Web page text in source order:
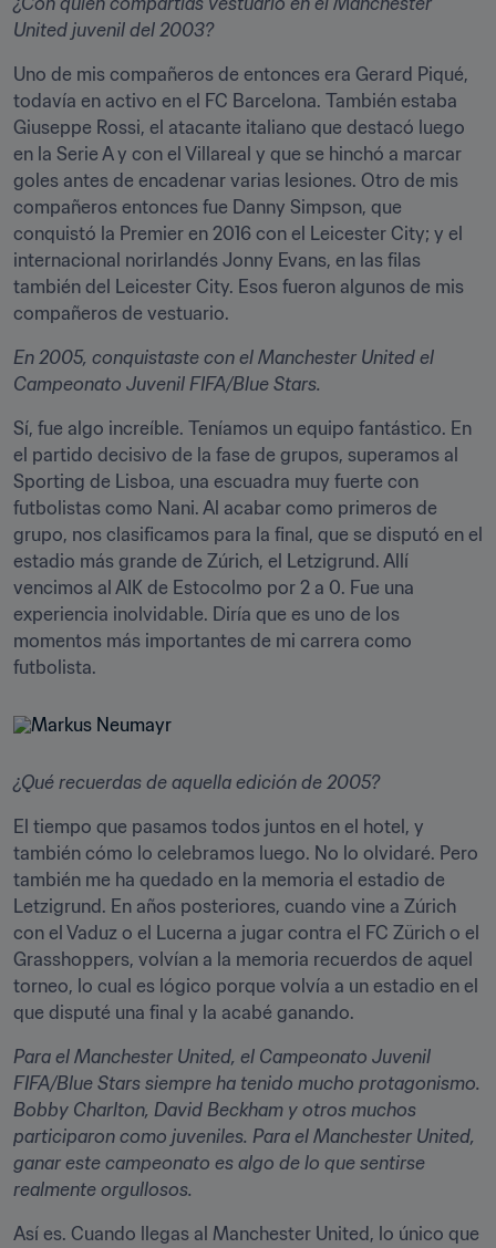
United juvenil del 2003?
Uno de mis compañeros de entonces era Gerard Piqué,
todavía en activo en el FC Barcelona. También estaba
Giuseppe Rossi, el atacante italiano que destacó luego
en la Serie A y con el Villareal y que se hinchó a marcar
goles antes de encadenar varias lesiones. Otro de mis
compañeros entonces fue Danny Simpson, que
conquistó la Premier en 2016 con el Leicester City; y el
internacional norirlandés Jonny Evans, en las filas
también del Leicester City. Esos fueron algunos de mis
compañeros de vestuario.
En 2005, conquistaste con el Manchester United el
Campeonato Juvenil FIFA/Blue Stars.
Sí, fue algo increíble. Teníamos un equipo fantástico. En
el partido decisivo de la fase de grupos, superamos al
Sporting de Lisboa, una escuadra muy fuerte con
futbolistas como Nani. Al acabar como primeros de
grupo, nos clasificamos para la final, que se disputó en el
estadio más grande de Zúrich, el Letzigrund. Allí
vencimos al AIK de Estocolmo por 2 a 0. Fue una
experiencia inolvidable. Diría que es uno de los
momentos más importantes de mi carrera como
futbolista.
¿Qué recuerdas de aquella edición de 2005?
El tiempo que pasamos todos juntos en el hotel, y
también cómo lo celebramos luego. No lo olvidaré. Pero
también me ha quedado en la memoria el estadio de
Letzigrund. En años posteriores, cuando vine a Zúrich
con el Vaduz o el Lucerna a jugar contra el FC Zürich o el
Grasshoppers, volvían a la memoria recuerdos de aquel
torneo, lo cual es lógico porque volvía a un estadio en el
que disputé una final y la acabé ganando.
Para el Manchester United, el Campeonato Juvenil
FIFA/Blue Stars siempre ha tenido mucho protagonismo.
Bobby Charlton, David Beckham y otros muchos
participaron como juveniles. Para el Manchester United,
ganar este campeonato es algo de lo que sentirse
realmente orgullosos.
Así es. Cuando llegas al Manchester United, lo único que